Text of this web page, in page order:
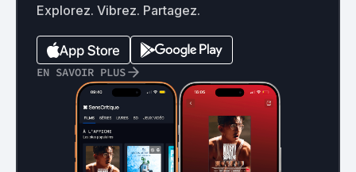
Explorez. Vibrez. Partagez.
EN SAVOIR PLUS